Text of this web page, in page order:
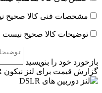
مشخصات فنی کالا صحیح
توضیحات کالا صحیح نیست
بازخورد خود را بنویسید
گزارش قیمت برای لنز نیکون Nikon AF-S NIKKOR 70-200mm f/2.8E FL ED VR